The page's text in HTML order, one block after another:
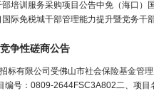
培训服务采购项目公告中免（海口）
际免税城干部管理能力提升暨党务干
争性磋商公告
有限公司受佛山市社会保险基金管
号：0809-2644FSC3A802二、项目